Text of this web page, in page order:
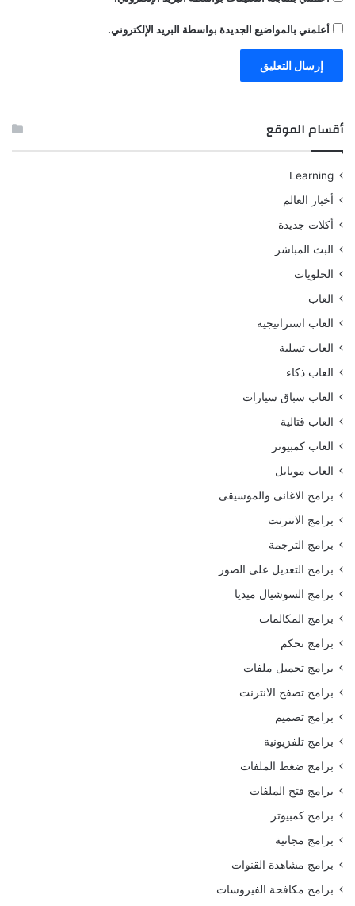
أعلمني بالمواضيع الجديدة بواسطة البريد الإلكتروني.
أقسام الموقع
Learning
أخبار العالم
أكلات جديدة
البث المباشر
الحلويات
العاب
العاب استراتيجية
العاب تسلية
العاب ذكاء
العاب سباق سيارات
العاب قتالية
العاب كمبيوتر
العاب موبايل
برامج الاغانى والموسيقى
برامج الانترنت
برامج الترجمة
برامج التعديل على الصور
برامج السوشيال ميديا
برامج المكالمات
برامج تحكم
برامج تحميل ملفات
برامج تصفح الانترنت
برامج تصميم
برامج تلفزيونية
برامج ضغط الملفات
برامج فتح الملفات
برامج كمبيوتر
برامج مجانية
برامج مشاهدة القنوات
برامج مكافحة الفيروسات